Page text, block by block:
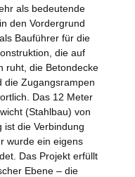
als bedeutende
den Vordergrund
Bauführer für die
die auf
ruht, die Betondecke
die Zugangsrampen
Das 12 Meter
(Stahlbau) von
ist die Verbindung
wurde ein eigens
Das Projekt erfüllt
Ebene – die